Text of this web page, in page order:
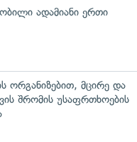
ადამიანი ერთი
ორგანიზებით, მცირე და
შრომის უსაფრთხოების